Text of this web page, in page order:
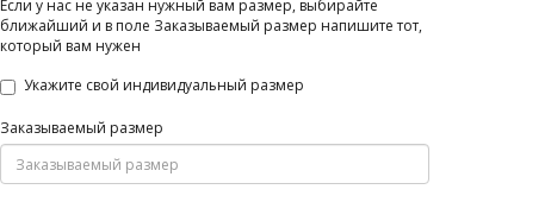
Если у нас не указан нужный вам размер, выбирайте
ближайший и в поле Заказываемый размер напишите тот,
который вам нужен
Укажите свой индивидуальный размер
Заказываемый размер